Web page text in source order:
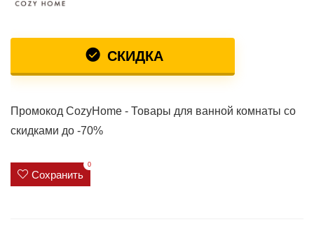
СКИДКА
Промокод CozyHome - Товары для ванной комнаты со
скидками до -70%
Сохранить
0